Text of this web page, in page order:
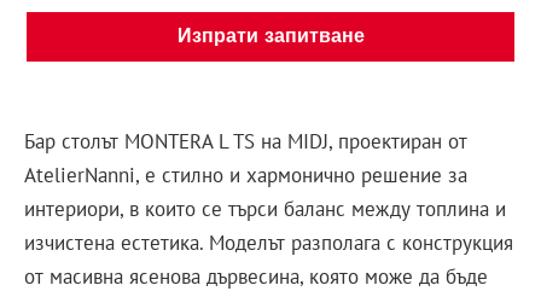
Изпрати запитване
Бар столът MONTERA L TS на MIDJ, проектиран от
AtelierNanni, е стилно и хармонично решение за
интериори, в които се търси баланс между топлина и
изчистена естетика. Моделът разполага с конструкция
от масивна ясенова дървесина, която може да бъде